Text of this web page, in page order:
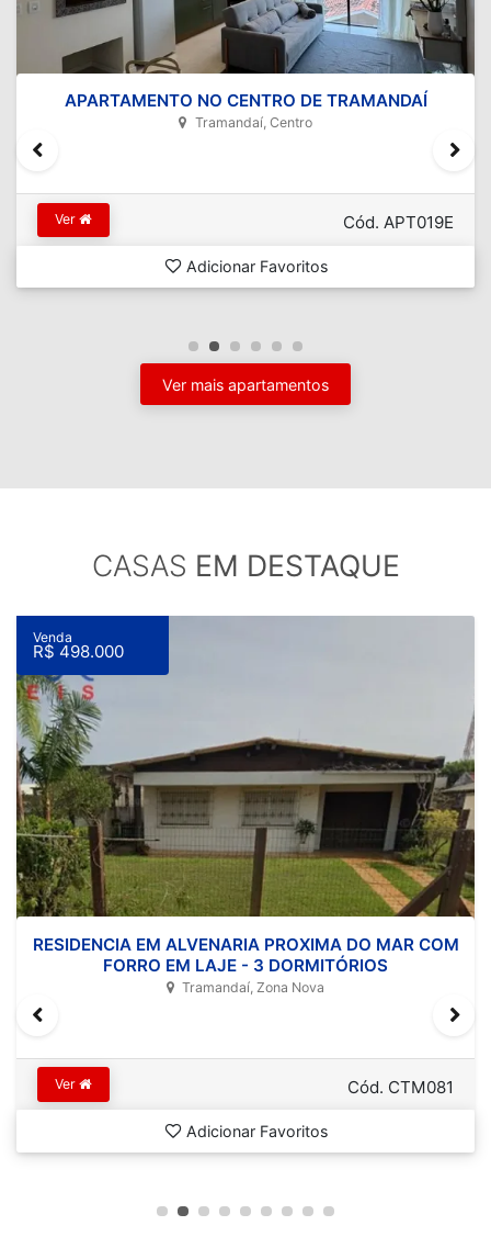
APARTAMENTO NO CENTRO DE TRAMANDAÍ
Tramandaí, Centro
Ver Cód. APT019E
Adicionar Favoritos
Ver mais apartamentos
CASAS EM DESTAQUE
RESIDENCIA EM ALVENARIA PROXIMA DO MAR COM
FORRO EM LAJE - 3 DORMITÓRIOS
Tramandaí, Zona Nova
Venda
R$ 498.000
Ver Cód. CTM081
Adicionar Favoritos